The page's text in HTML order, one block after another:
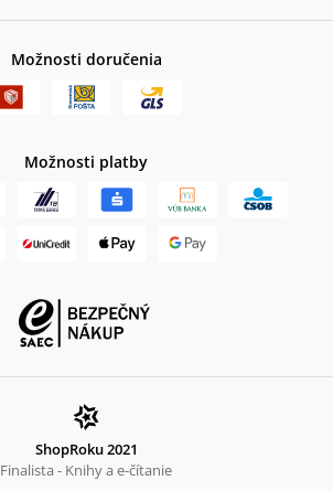
Možnosti doručenia
Možnosti platby
ShopRoku 2021
Finalista - Knihy a e-čítanie